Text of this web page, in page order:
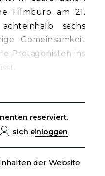
Filmbüro am 21.
sechs
Gemeinsamkeit
Protagonisten ins
reserviert.
sich einloggen
der Website